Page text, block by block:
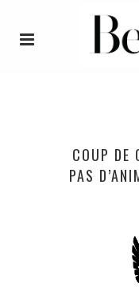
COUP DE
PAS